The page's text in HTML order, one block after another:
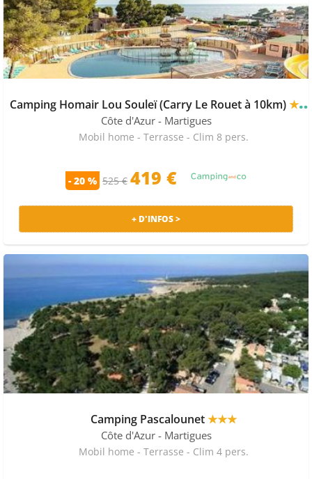
Camping Homair Lou Souleï (Carry Le Rouet à 10km)★★★★
Côte d'Azur - Martigues
Mobil home - Terrasse - Clim 8 pers.
- 20 % 525 € 419 €
+ D'INFOS >
Camping Pascalounet★★★
Côte d'Azur - Martigues
Mobil home - Terrasse - Clim 4 pers.